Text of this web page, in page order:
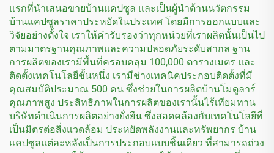
แรกที่นำเสนอขายบ้านแคปซูล และเป็นผู้นำด้านนวัตกรรม
บ้านแคปซูลราคาประหยัดในประเทศ โดยมีการออกแบบและ
วิจัยอย่างตั้งใจ เราให้คำรับรองว่าทุกหน่วยที่เราผลิตนั้นเป็นไป
ตามมาตรฐานคุณภาพและความปลอดภัยระดับสากล ฐาน
การผลิตของเรามีพื้นที่ครอบคลุม 100,000 ตารางเมตร และ
ติดตั้งเทคโนโลยีชั้นหนึ่ง เรามีช่างเทคนิคประกอบติดตั้งที่มี
คุณสมบัติประมาณ 500 คน ซึ่งช่วยในการผลิตบ้านโมดูลาร์
คุณภาพสูง ประสิทธิภาพในการผลิตของเรานั้นไร้เทียมทาน
บริษัทดำเนินการผลิตอย่างยั่งยืน ซึ่งสอดคล้องกับเทคโนโลยีที่
เป็นมิตรต่อสิ่งแวดล้อม ประหยัดพลังงานและทรัพยากร บ้าน
แคปซูลแต่ละหลังเป็นการประกอบแบบชิ้นเดียว ที่สามารถถ่วง